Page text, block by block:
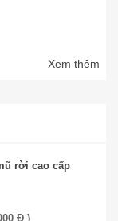
Xem thêm
rời cao cấp
Đ )